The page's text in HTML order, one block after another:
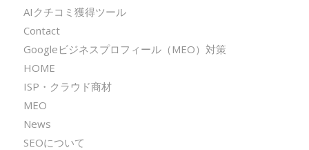
AIクチコミ獲得ツール
Contact
Googleビジネスプロフィール（MEO）対策
HOME
ISP・クラウド商材
MEO
News
SEOについて